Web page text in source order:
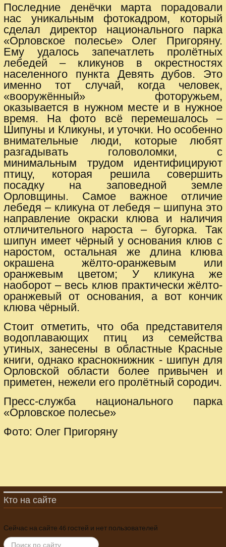
Последние денёчки марта порадовали
нас уникальным фотокадром, который
сделал директор национального парка
«Орловское полесье» Олег Пригоряну.
Ему удалось запечатлеть пролётных
лебедей – кликунов в окрестностях
населенного пункта Девять дубов. Это
именно тот случай, когда человек,
«вооружённый» фоторужьем,
оказывается в нужном месте и в нужное
время. На фото всё перемешалось –
Шипуны и Кликуны, и уточки. Но особенно
внимательные люди, которые любят
разгадывать головоломки, с
минимальным трудом идентифицируют
птицу, которая решила совершить
посадку на заповедной земле
Орловщины. Самое важное отличие
лебедя – кликуна от лебедя – шипуна это
направление окраски клюва и наличия
отличительного нароста – бугорка. Так
шипун имеет чёрный у основания клюв с
наростом, остальная же длина клюва
окрашена жёлто-оранжевым или
оранжевым цветом; У кликуна же
наоборот – весь клюв практически жёлто-
оранжевый от основания, а вот кончик
клюва чёрный.
Стоит отметить, что оба представителя
водоплавающих птиц из семейства
утиных, занесены в областные Красные
книги, однако краснокнижник - шипун для
Орловской области более привычен и
приметен, нежели его пролётный сородич.
Пресс-служба национального парка
«Орловское полесье»
Фото: Олег Пригоряну
Кто на сайте
Сейчас на сайте 46 гостей и нет пользователей
ИСКАТЬ...